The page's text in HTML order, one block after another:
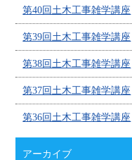
第40回土木工事雑学講座
第39回土木工事雑学講座
第38回土木工事雑学講座
第37回土木工事雑学講座
第36回土木工事雑学講座
アーカイブ